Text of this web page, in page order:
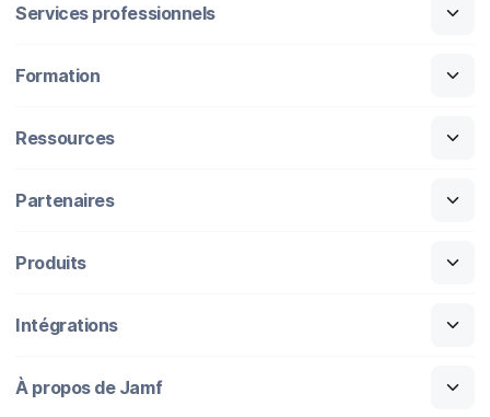
Services professionnels
Formation
Ressources
Partenaires
Produits
Intégrations
À propos de Jamf